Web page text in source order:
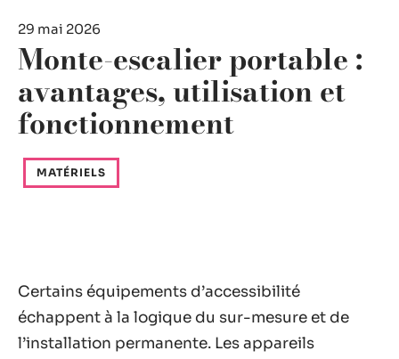
29 mai 2026
Monte-escalier portable :
avantages, utilisation et
fonctionnement
MATÉRIELS
Certains équipements d’accessibilité
échappent à la logique du sur-mesure et de
l’installation permanente. Les appareils